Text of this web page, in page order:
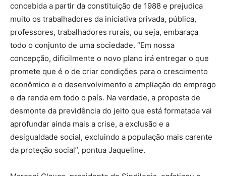
concebida a partir da constituição de 1988 e prejudica
muito os trabalhadores da iniciativa privada, pública,
professores, trabalhadores rurais, ou seja, embaraça
todo o conjunto de uma sociedade. “Em nossa
concepção, dificilmente o novo plano irá entregar o que
promete que é o de criar condições para o crescimento
econômico e o desenvolvimento e ampliação do emprego
e da renda em todo o país. Na verdade, a proposta de
desmonte da previdência do jeito que está formatada vai
aprofundar ainda mais a crise, a exclusão e a
desigualdade social, excluindo a população mais carente
da proteção social”, pontua Jaqueline.